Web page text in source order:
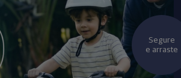
Segure
e arraste